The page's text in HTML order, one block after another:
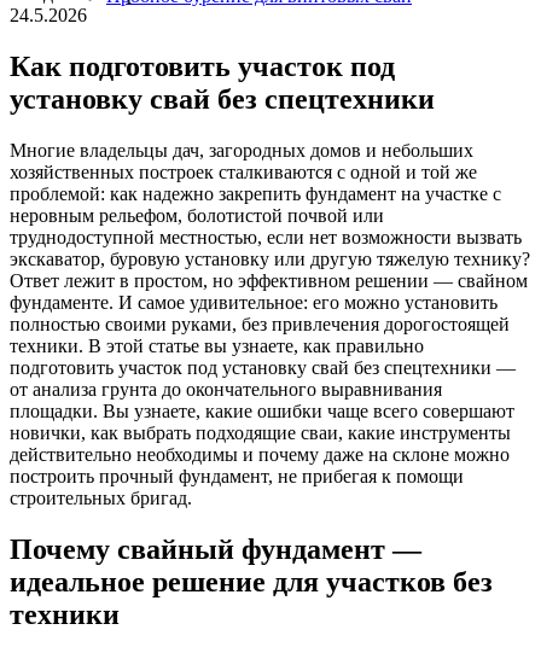
24.5.2026
Как подготовить участок под
установку свай без спецтехники
Многие владельцы дач, загородных домов и небольших
хозяйственных построек сталкиваются с одной и той же
проблемой: как надежно закрепить фундамент на участке с
неровным рельефом, болотистой почвой или
труднодоступной местностью, если нет возможности вызвать
экскаватор, буровую установку или другую тяжелую технику?
Ответ лежит в простом, но эффективном решении — свайном
фундаменте. И самое удивительное: его можно установить
полностью своими руками, без привлечения дорогостоящей
техники. В этой статье вы узнаете, как правильно
подготовить участок под установку свай без спецтехники —
от анализа грунта до окончательного выравнивания
площадки. Вы узнаете, какие ошибки чаще всего совершают
новички, как выбрать подходящие сваи, какие инструменты
действительно необходимы и почему даже на склоне можно
построить прочный фундамент, не прибегая к помощи
строительных бригад.
Почему свайный фундамент —
идеальное решение для участков без
техники